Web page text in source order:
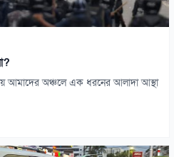
আমাদের অঞ্চলে এক ধরনের আলাদা আস্থা